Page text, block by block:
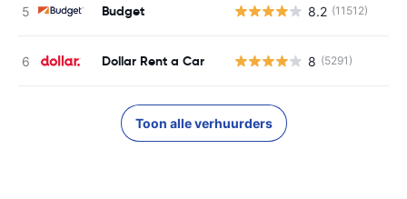
Budget 8.2 (11512)
Dollar Rent a Car 8 (5291)
Toon alle verhuurders